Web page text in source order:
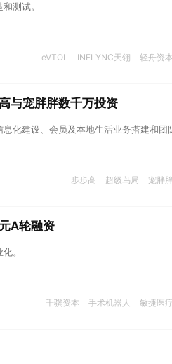
测试。
eVTOL INFLYNC天翎 轻舟资本
与宠胖胖数千万投资
化建设、会员及本地生活业务搭建和团
步步高 超级鸟局 宠胖胖
A轮融资
。
千骥资本 手术机器人 敏捷医疗